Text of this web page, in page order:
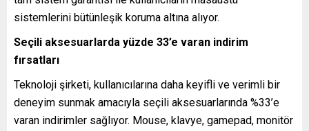
sistemlerini bütünleşik koruma altına alıyor.
Seçili aksesuarlarda yüzde 33’e varan indirim
fırsatları
Teknoloji şirketi, kullanıcılarına daha keyifli ve verimli bir
deneyim sunmak amacıyla seçili aksesuarlarında %33’e
varan indirimler sağlıyor. Mouse, klavye, gamepad, monitör